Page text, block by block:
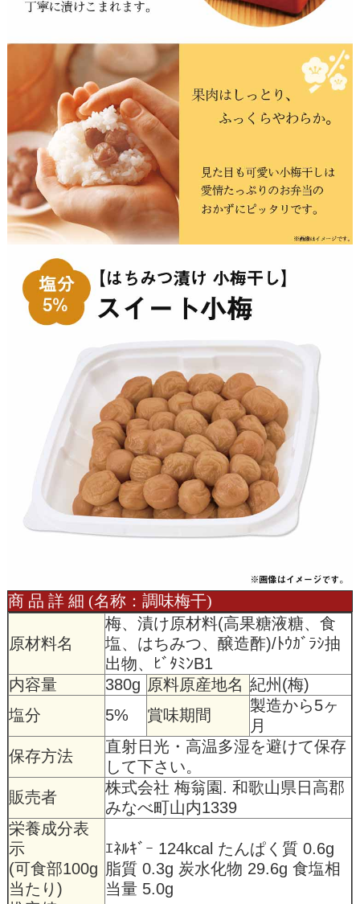
商 品 詳 細 (名称：調味梅干)
原材料名
梅、漬け原材料(高果糖液糖、食
塩、はちみつ、醸造酢)/ﾄｳｶﾞﾗｼ抽
出物、ﾋﾞﾀﾐﾝB1
内容量
380g 原料原産地名 紀州(梅)
塩分
5% 賞味期間
製造から5ヶ
月
保存方法
直射日光・高温多湿を避けて保存
して下さい。
販売者
株式会社 梅翁園. 和歌山県日高郡
みなべ町山内1339
栄養成分表
示
(可食部100g
当たり)
ｴﾈﾙｷﾞｰ 124kcal たんぱく質 0.6g
脂質 0.3g 炭水化物 29.6g 食塩相
当量 5.0g